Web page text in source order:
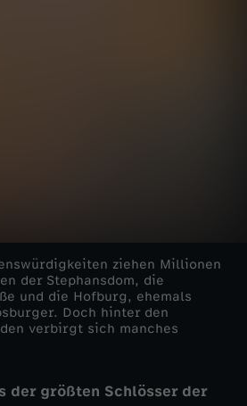
ziehen Millionen
der Stephansdom, die
und die Hofburg, ehemals
Doch hinter den
verbirgt sich manches
der größten Schlösser der